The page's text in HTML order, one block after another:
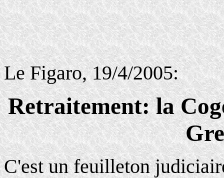
Le Figaro, 19/4/2005:
Retraitement: la
C'est un feuilleton